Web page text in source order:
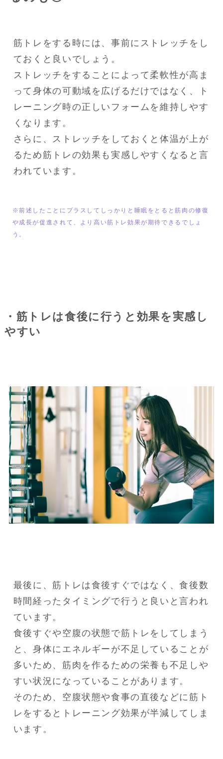
筋トレをする時には、事前にストレッチをし
ておくと良いでしょう。
ストレッチをすることによって柔軟性が高ま
って身体の可動域を広げるだけではなく、ト
レーニング時の正しいフォームを維持しやす
くなります。
さらに、ストレッチをしておくと体温が上が
るため筋トレの効果も実感しやすくなると言
われています。
※前述したことにプラスしてしっかりと睡眠をとると筋肉の修復
や成長が促進されて、より高い筋トレ効果が期待できるでしょ
う。
・筋トレは食後に行うと効果を実感し
やすい
最後に、筋トレは食後すぐではなく、食後数
時間経ったタイミングで行うと良いと言われ
ています。
食後すぐや空腹の状態で筋トレをしてしまう
と、身体にエネルギーが不足していることが
多いため、筋肉を作るための栄養も不足しや
すい状況になっていることがあります。
そのため、空腹状態や食事の直後などに筋ト
レをするとトレーニング効果が半減してしま
います。